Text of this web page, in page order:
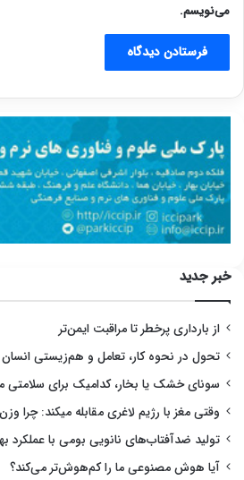
می‌نویسم.
خبر جدید
از بارداری پرخطر تا مراقبت ایمن‌تر
تحول در نحوه کار، تعامل و هم‌زیستی انسان
سونای خشک یا بخار، کدامیک برای سلامتی
وقتی مغز با رژیم لاغری مقابله میکند: چرا
تولید ضدآفتاب‌های نانویی بومی با عملکرد
آیا هوش مصنوعی ما را کم‌هوش‌تر می‌کند؟